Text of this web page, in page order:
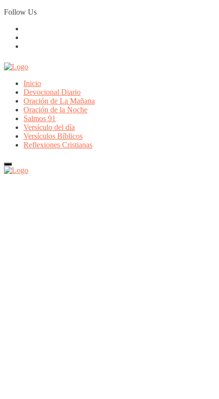
Skip
to
Follow Us
Inicio
Devocional Diario
Oración de La Mañana
Oración de la Noche
Salmos 91
Versículo del día
Versículos Bíblicos
Reflexiones Cristianas